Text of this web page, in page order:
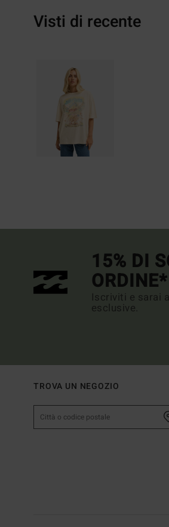
Visti di recente
15% DI
ORDINE*
Iscriviti e sarai
esclusive.
TROVA UN NEGOZIO